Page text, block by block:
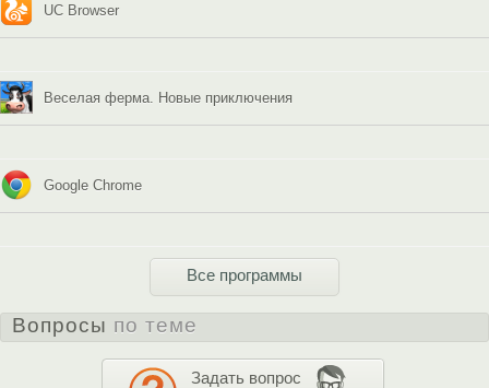
UC Browser
Веселая ферма. Новые приключения
Google Chrome
Все программы
Вопросы по теме
Задать вопрос